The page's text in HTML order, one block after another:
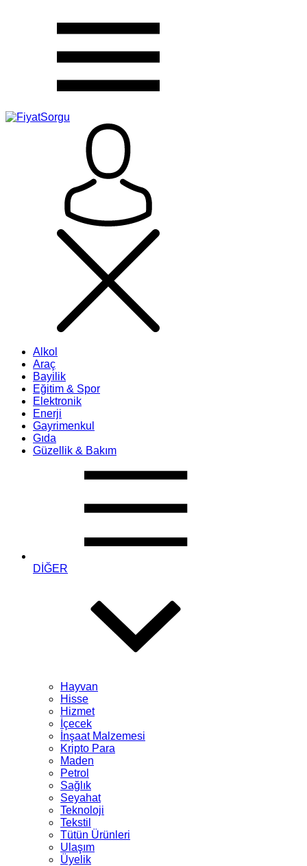
Alkol
Araç
Bayilik
Eğitim & Spor
Elektronik
Enerji
Gayrimenkul
Gıda
Güzellik & Bakım
DİĞER
Hayvan
Hisse
Hizmet
İçecek
İnşaat Malzemesi
Kripto Para
Maden
Petrol
Sağlık
Seyahat
Teknoloji
Tekstil
Tütün Ürünleri
Ulaşım
Üyelik